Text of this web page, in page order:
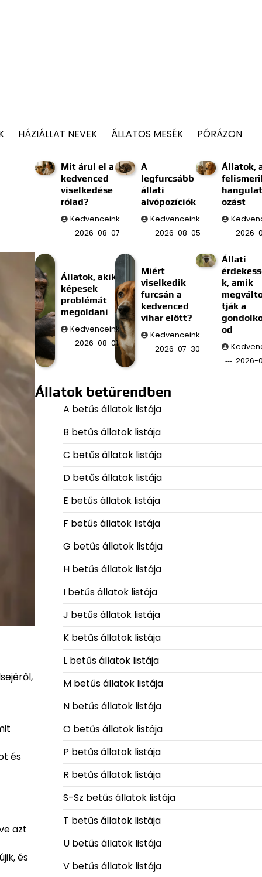
HÁZIÁLLAT NEVEK ÁLLATOS MESÉK PÓRÁZON
és
azt
és
Mit árul el a
kedvenced
viselkedése
rólad?
Kedvenceink
2026-08-07
A
legfurcsább
állati
alvópozíciók
Kedvenceink
2026-08-05
Állatok,
ozást
2026-
Állatok, akik
képesek
problémát
megoldani
Kedvenceink
2026-08-01
Miért
viselkedik
furcsán a
kedvenced
vihar előtt?
Kedvenceink
2026-07-30
Állati
k, amik
tják a
od
2026-
Állatok betűrendben
A betűs állatok listája
B betűs állatok listája
C betűs állatok listája
D betűs állatok listája
E betűs állatok listája
F betűs állatok listája
G betűs állatok listája
H betűs állatok listája
I betűs állatok listája
J betűs állatok listája
K betűs állatok listája
L betűs állatok listája
M betűs állatok listája
N betűs állatok listája
O betűs állatok listája
P betűs állatok listája
R betűs állatok listája
S-Sz betűs állatok listája
T betűs állatok listája
U betűs állatok listája
V betűs állatok listája